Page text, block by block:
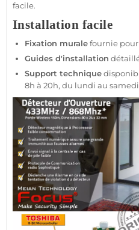
facile.
Installation facile
Fixation muralefournie pour
Guides d'installation
Support technique
8h à 20h, du lundi au